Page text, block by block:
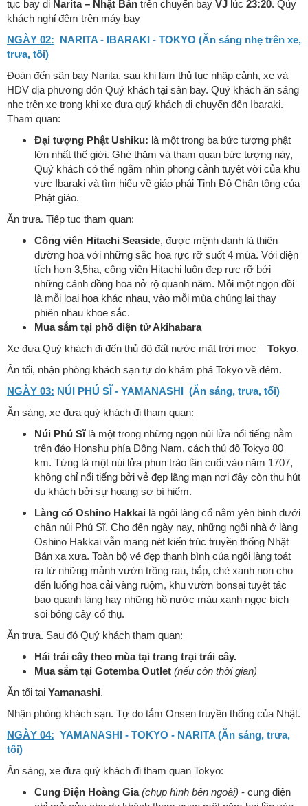
tục bay đi Narita – Nhật Bản trên chuyến bay VJ lúc 23:20. Qúy
khách nghỉ đêm trên máy bay
NGÀY 02: NARITA - IBARAKI - TOKYO (Ăn sáng nhẹ trên xe,
trưa, tối)
Đoàn đến sân bay Narita, sau khi làm thủ tục nhập cảnh, xe và
HDV địa phương đón Quý khách tại sân bay. Quý khách ăn sáng
nhẹ trên xe trong khi xe đưa quý khách di chuyển đến Ibaraki.
Tham quan:
Đại tượng Phật Ushiku: là một trong ba bức tượng phật
lớn nhất thế giới. Ghé thăm và tham quan bức tượng này,
Quý khách có thể ngắm nhìn phong cảnh tuyệt vời của khu
vực Ibaraki và tìm hiểu về giáo phái Tịnh Độ Chân tông của
Phật giáo.
Ăn trưa. Tiếp tục tham quan:
Công viên Hitachi Seaside, được mệnh danh là thiên
đường hoa với những sắc hoa rực rỡ suốt 4 mùa. Với diện
tích hơn 3,5ha, công viên Hitachi luôn đẹp rực rỡ bởi
những cánh đồng hoa nở rộ quanh năm. Mỗi một ngọn đồi
là mỗi loại hoa khác nhau, vào mỗi mùa chúng lại thay
phiên nhau khoe sắc.
Mua sắm tại phố diện tử Akihabara
Xe đưa Quý khách đi đến thủ đô đất nước mặt trời mọc –Tokyo.
Ăn tối, nhận phòng khách sạn tự do khám phá Tokyo về đêm.
NGÀY 03: NÚI PHÚ SĨ - YAMANASHI (Ăn sáng, trưa, tối)
Ăn sáng, xe đưa quý khách đi tham quan:
Núi Phú Sĩlà một trong những ngọn núi lửa nổi tiếng nằm
trên đảo Honshu phía Đông Nam, cách thủ đô Tokyo 80
km. Từng là một núi lửa phun trào lần cuối vào năm 1707,
không chỉ nổi tiếng bởi vẻ đẹp lãng mạn nơi đây còn thu hút
du khách bởi sự hoang sơ bí hiểm.
Làng cổ Oshino Hakkai là ngôi làng cổ nằm yên bình dưới
chân núi Phú Sĩ. Cho đến ngày nay, những ngôi nhà ở làng
Oshino Hakkai vẫn mang nét kiến trúc truyền thống Nhật
Bản xa xưa. Toàn bộ vẻ đẹp thanh bình của ngôi làng toát
ra từ những mảnh vườn trồng rau, bắp, chè xanh non cho
đến luống hoa cải vàng ruộm, khu vườn bonsai tuyệt tác
bao quanh làng hay những hồ nước màu xanh ngọc bích
soi bóng cây cổ thụ.
Ăn trưa. Sau đó Quý khách tham quan:
Hái trái cây theo mùa tại trang trại trái cây.
Mua sắm tại Gotemba Outlet (nếu còn thời gian)
Ăn tối tại Yamanashi.
Nhận phòng khách sạn. Tự do tắm Onsen truyền thống của Nhật.
NGÀY 04: YAMANASHI - TOKYO - NARITA (Ăn sáng, trưa,
tối)
Ăn sáng, xe đưa quý khách đi tham quan Tokyo:
Cung Điện Hoàng Gia (chụp hình bên ngoài) - cung điện